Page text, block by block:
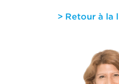
> Retour à la